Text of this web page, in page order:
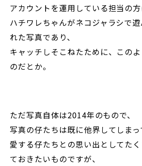
アカウントを運用している担当の方
ハチワレちゃんがネコジャラシで
れた写真であり、
キャッチしそこねたために、この
のだとか。
ただ写真自体は2014年のもので、
写真の仔たちは既に他界してしまっ
愛する仔たちとの思い出としてた
ておきたいものですが、